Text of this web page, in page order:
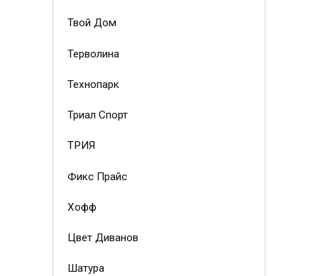
Твой Дом
Терволина
Технопарк
Триал Спорт
ТРИЯ
Фикс Прайс
Хофф
Цвет Диванов
Шатура